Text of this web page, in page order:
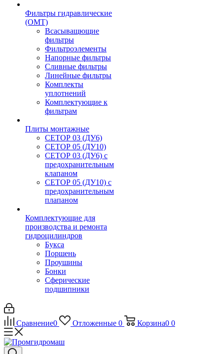
Фильтры гидравлические
(OMT)
Всасыващющие
фильтры
Фильтроэлементы
Напорные фильтры
Сливные фильтры
Линейные фильтры
Комплекты
уплотнений
Комплектующие к
фильтрам
Плиты монтажные
CЕТОР 03 (ДУ6)
CЕТОР 05 (ДУ10)
CЕТОР 03 (ДУ6) с
предохранительным
клапаном
CЕТОР 05 (ДУ10) с
предохранительным
плапаном
Комплектующие для
производства и ремонта
гидроцилиндров
Букса
Поршень
Проушины
Бонки
Сферические
подшипники
Сравнение0 Отложенные 0 Корзина0 0